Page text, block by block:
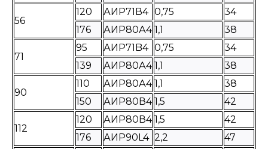
56
120 АИР71В4 0,75
34
176
АИР80А4 1,1 38
71
95 АИР71B4 0,75
34
139
АИР80А4 1,1 38
90
110 АИР80А4 1,1
38
150
АИР80В4 1,5 42
112
120 АИР80В4 1,5
42
176
АИР90L4 2,2 47